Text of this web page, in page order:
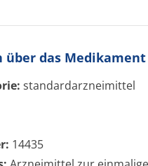
das
standardarzneimittel
14435